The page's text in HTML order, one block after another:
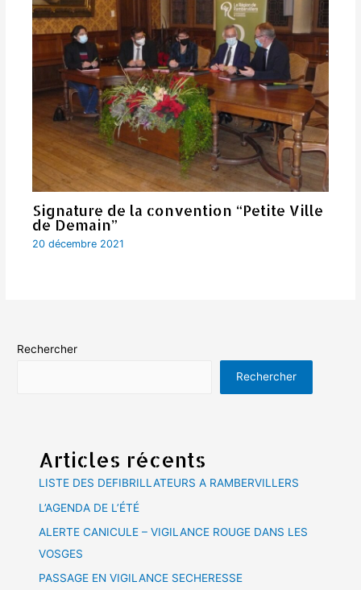
Signature de la convention “Petite Ville
de Demain”
20 décembre 2021
Rechercher
Rechercher
Articles récents
LISTE DES DEFIBRILLATEURS A RAMBERVILLERS
L’AGENDA DE L’ÉTÉ
ALERTE CANICULE – VIGILANCE ROUGE DANS LES
VOSGES
PASSAGE EN VIGILANCE SECHERESSE